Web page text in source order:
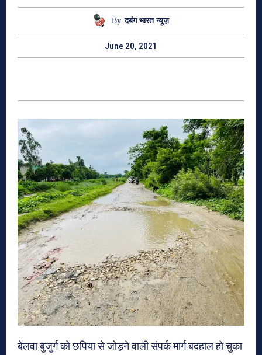
By दबंग भारत न्यूज़
June 20, 2021
बेलवा बुजुर्ग को छपिया से जोड़ने वाली संपर्क मार्ग बदहाल हो चुका